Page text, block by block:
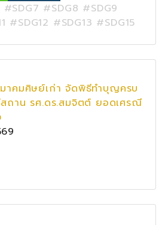
#SDG8 #SDG9
#SDG12 #SDG13 #SDG15
าคมศิษย์เก่า จัดพิธีทำบุญครบ
ถาน รศ.ดร.สมจิตต์ ยอดเศรณี